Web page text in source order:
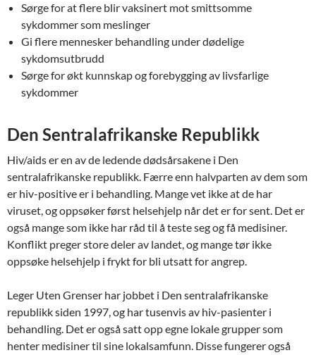
Sørge for at flere blir vaksinert mot smittsomme
sykdommer som meslinger
Gi flere mennesker behandling under dødelige
sykdomsutbrudd
Sørge for økt kunnskap og forebygging av livsfarlige
sykdommer
Den Sentralafrikanske Republikk
Hiv/aids er en av de ledende dødsårsakene i Den
sentralafrikanske republikk. Færre enn halvparten av dem som
er hiv-positive er i behandling. Mange vet ikke at de har
viruset, og oppsøker først helsehjelp når det er for sent. Det er
også mange som ikke har råd til å teste seg og få medisiner.
Konflikt preger store deler av landet, og mange tør ikke
oppsøke helsehjelp i frykt for bli utsatt for angrep.
Leger Uten Grenser har jobbet i Den sentralafrikanske
republikk siden 1997, og har tusenvis av hiv-pasienter i
behandling. Det er også satt opp egne lokale grupper som
henter medisiner til sine lokalsamfunn. Disse fungerer også